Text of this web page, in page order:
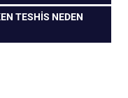
TESHIS NEDEN